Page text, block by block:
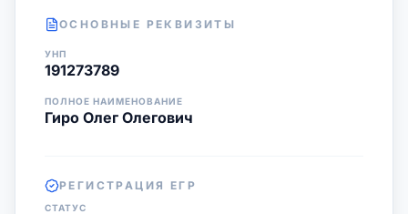
ОСНОВНЫЕ РЕКВИЗИТЫ
УНП
191273789
ПОЛНОЕ НАИМЕНОВАНИЕ
Гиро Олег Олегович
РЕГИСТРАЦИЯ ЕГР
СТАТУС